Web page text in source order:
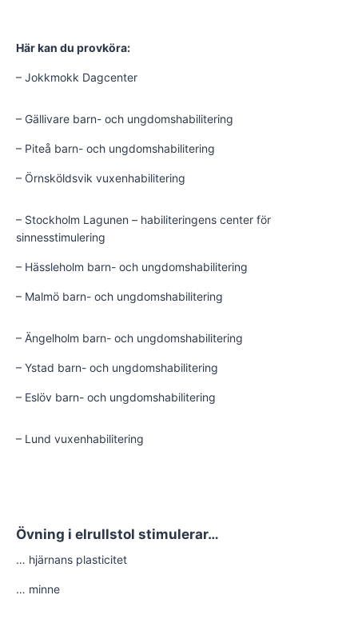
Här kan du provköra:
– Jokkmokk Dagcenter
– Gällivare barn- och ungdomshabilitering
– Piteå barn- och ungdomshabilitering
– Örnsköldsvik vuxenhabilitering
– Stockholm Lagunen – habiliteringens center för
sinnesstimulering
– Hässleholm barn- och ungdomshabilitering
– Malmö barn- och ungdomshabilitering
– Ängelholm barn- och ungdomshabilitering
– Ystad barn- och ungdomshabilitering
– Eslöv barn- och ungdomshabilitering
– Lund vuxenhabilitering
Övning i elrullstol stimulerar…
… hjärnans plasticitet
… minne